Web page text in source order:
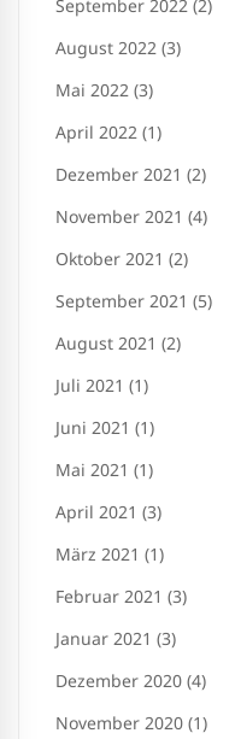
September 2022 (2)
August 2022 (3)
Mai 2022 (3)
April 2022 (1)
Dezember 2021 (2)
November 2021 (4)
Oktober 2021 (2)
September 2021 (5)
August 2021 (2)
Juli 2021 (1)
Juni 2021 (1)
Mai 2021 (1)
April 2021 (3)
März 2021 (1)
Februar 2021 (3)
Januar 2021 (3)
Dezember 2020 (4)
November 2020 (1)